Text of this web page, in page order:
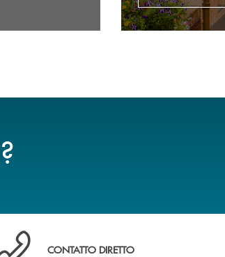
?
Hai bisogno di assistenza immediata?
CONTATTO DIRETTO